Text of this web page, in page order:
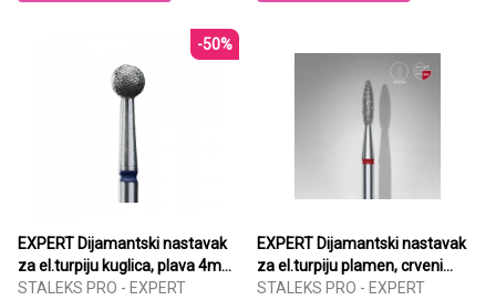
-50%
EXPERT Dijamantski nastavak
za el.turpiju kuglica, plava 4mm
6/1
STALEKS PRO - EXPERT
EXPERT Dijamantski nastavak
za el.turpiju plamen, crveni
2,1mm/8mm
STALEKS PRO - EXPERT